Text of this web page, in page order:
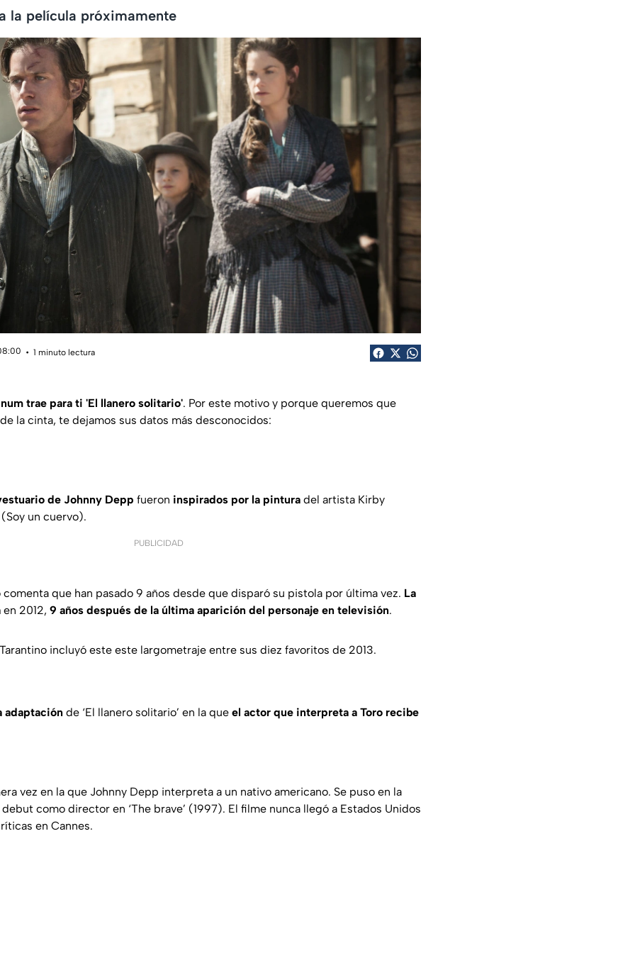
la película próximamente
1 minuto lectura
trae para ti 'El llanero solitario'. Por este motivo y porque queremos que
la cinta, te dejamos sus datos más desconocidos:
de Johnny Depp fueron inspirados por la pintura del artista Kirby
un cuervo).
PUBLICIDAD
que han pasado 9 años desde que disparó su pistola por última vez. La
en 2012, 9 años después de la última aparición del personaje en televisión.
incluyó este este largometraje entre sus diez favoritos de 2013.
adaptación de ‘El llanero solitario’ en la que el actor que interpreta a Toro recibe
vez en la que Johnny Depp interpreta a un nativo americano. Se puso en la
como director en ‘The brave’ (1997). El filme nunca llegó a Estados Unidos
en Cannes.